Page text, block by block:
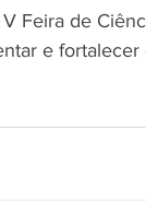
Feira de
e fortalecer